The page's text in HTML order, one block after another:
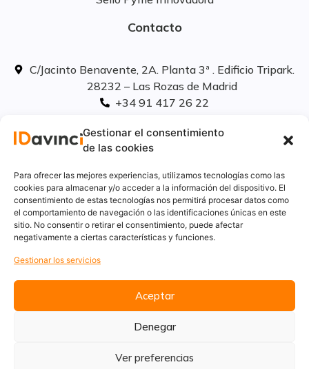
Gestionar el consentimiento
de las cookies
Para ofrecer las mejores experiencias, utilizamos tecnologías como las
cookies para almacenar y/o acceder a la información del dispositivo. El
consentimiento de estas tecnologías nos permitirá procesar datos como
el comportamiento de navegación o las identificaciones únicas en este
sitio. No consentir o retirar el consentimiento, puede afectar
negativamente a ciertas características y funciones.
Gestionar los servicios
Aceptar
Denegar
Ver preferencias
Contacto
C/Jacinto Benavente, 2A. Planta 3ª . Edificio Tripark.
28232 – Las Rozas de Madrid
+34 91 417 26 22
linkedIn
Aviso Legal
Privacidad
Cookies